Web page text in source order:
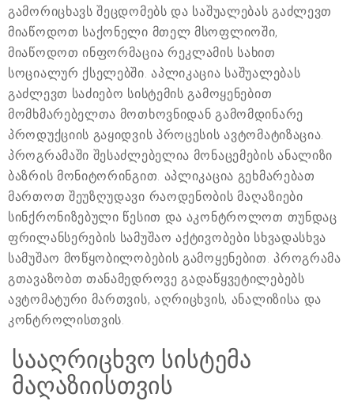
გამორიცხავს შეცდომებს და საშუალებას გაძლევთ
მიაწოდოთ საქონელი მთელ მსოფლიოში,
მიაწოდოთ ინფორმაცია რეკლამის სახით
სოციალურ ქსელებში. აპლიკაცია საშუალებას
გაძლევთ საძიებო სისტემის გამოყენებით
მომხმარებელთა მოთხოვნიდან გამომდინარე
პროდუქციის გაყიდვის პროცესის ავტომატიზაცია.
პროგრამაში შესაძლებელია მონაცემების ანალიზი
ბაზრის მონიტორინგით. აპლიკაცია გეხმარებათ
მართოთ შეუზღუდავი რაოდენობის მაღაზიები
სინქრონიზებული წესით და აკონტროლოთ თუნდაც
ფრილანსერების სამუშაო აქტივობები სხვადასხვა
სამუშაო მოწყობილობების გამოყენებით. პროგრამა
გთავაზობთ თანამედროვე გადაწყვეტილებებს
ავტომატური მართვის, აღრიცხვის, ანალიზისა და
კონტროლისთვის.
სააღრიცხვო სისტემა
მაღაზიისთვის